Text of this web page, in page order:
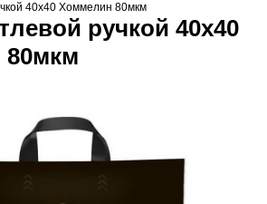
40x40 Хоммелин 80мкм
ручкой 40x40